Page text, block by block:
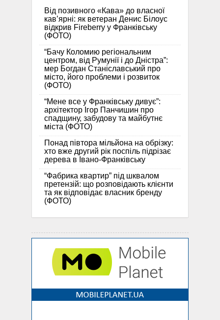
Від позивного «Кава» до власної
кав’ярні: як ветеран Денис Білоус
відкрив Fireberry у Франківську
(ФОТО)
“Бачу Коломию регіональним
центром, від Румунії і до Дністра”:
мер Богдан Станіславський про
місто, його проблеми і розвиток
(ФОТО)
“Мене все у Франківську дивує”:
архітектор Ігор Панчишин про
спадщину, забудову та майбутнє
міста (ФОТО)
Понад півтора мільйона на обрізку:
хто вже другий рік поспіль підрізає
дерева в Івано-Франківську
“Фабрика квартир” під шквалом
претензій: що розповідають клієнти
та як відповідає власник бренду
(ФОТО)